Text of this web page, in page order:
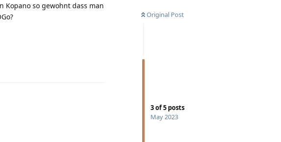
Original Post
3of5 posts
May 2023
Kopano so gewohnt dass man